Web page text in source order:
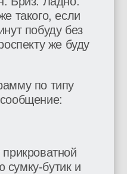
такого, если
побуду без
же буду
по типу
сумку-бутик и